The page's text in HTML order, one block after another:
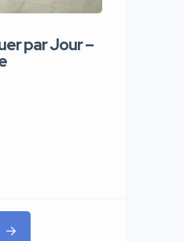
par Jour –